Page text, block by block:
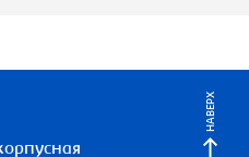
НАВЕРХ